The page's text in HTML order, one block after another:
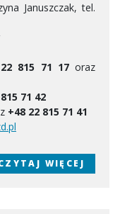
Januszczak, tel.
815 71 17oraz
71 42
+48 22 815 71 41
WIĘCEJ